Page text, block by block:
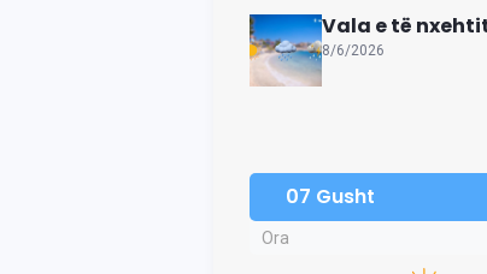
Vala e të
8/6/2026
07 Gusht
Ora